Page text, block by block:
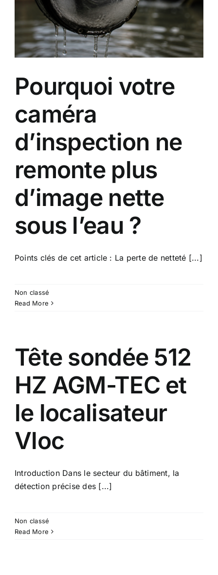
Pourquoi votre
caméra
d’inspection ne
remonte plus
d’image nette
sous l’eau ?
Points clés de cet article : La perte de netteté [...]
Non classé
Read More
Tête sondée 512
HZ AGM-TEC et
le localisateur
Vloc
Introduction Dans le secteur du bâtiment, la
détection précise des [...]
Non classé
Read More